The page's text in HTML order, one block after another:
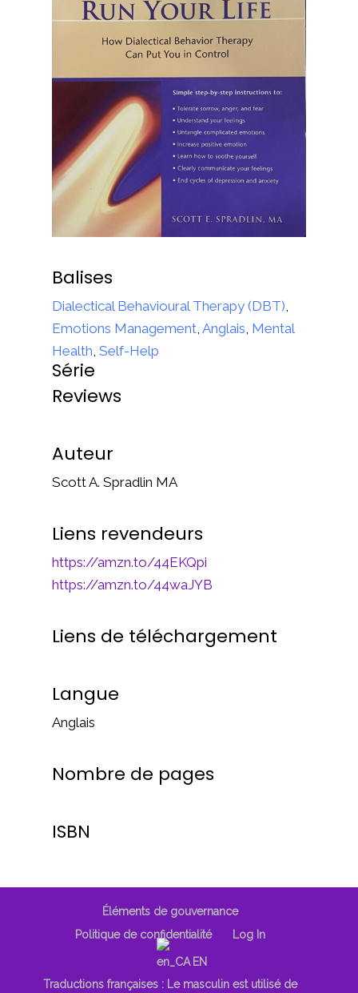
Balises
Dialectical Behavioural Therapy (DBT)
Emotions Management, Anglais Mental
Health Self-Help
Série
Reviews
Auteur
Scott A. Spradlin MA
Liens revendeurs
https://amzn.to/44EKQpi
https://amzn.to/44waJYB
Liens de téléchargement
Langue
Anglais
Nombre de pages
ISBN
Éléments de gouvernance
Politique de confidentialité
Log In
EN
Traductions françaises : Le masculin est utilisé de